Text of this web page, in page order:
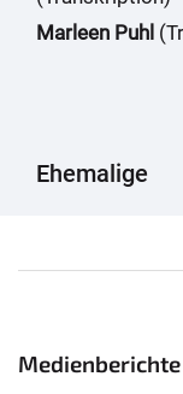
Marleen Puhl
Ehemalige
Medienberichte